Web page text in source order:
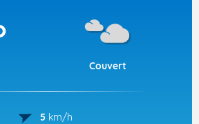
Couvert
5 km/h